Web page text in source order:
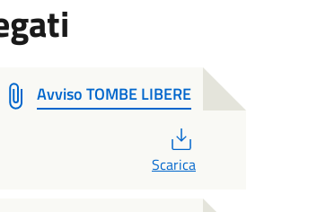
Avviso TOMBE LIBERE
Scarica